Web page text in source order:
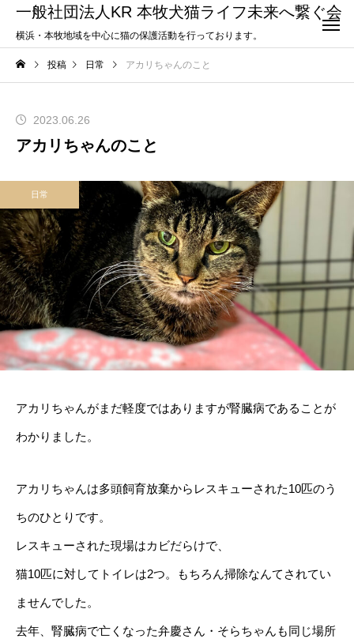
一般社団法人KR 本牧犬猫ライフ未来へ繋ぐ会
横浜・本牧地域を中心に猫の保護活動を行っております。
投稿 日常 アカリちゃんのこと
2023.06.26
アカリちゃんのこと
日常
アカリちゃんがまだ軽度ではありますが腎臓病であることが
わかりました。
アカリちゃんは多頭飼育放棄からレスキューされた10匹のう
ちのひとりです。
レスキューされた現場はカビだらけで、
猫10匹に対してトイレは2つ。もちろん掃除なんてされてい
ませんでした。
去年、腎臓病で亡くなった弁慶さん・そらちゃんも同じ場所